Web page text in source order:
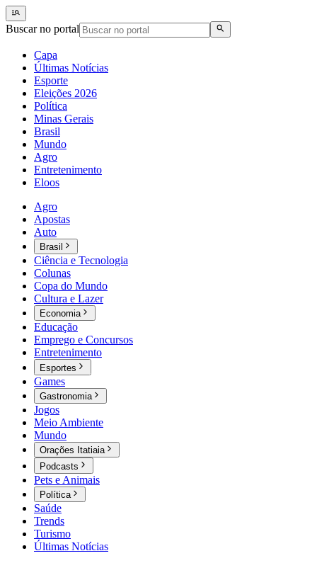
Buscar no portal
Capa
Últimas Notícias
Esporte
Eleições 2026
Política
Minas Gerais
Brasil
Mundo
Agro
Entretenimento
Eloos
Agro
Apostas
Auto
Brasil
Ciência e Tecnologia
Colunas
Copa do Mundo
Cultura e Lazer
Economia
Educação
Emprego e Concursos
Entretenimento
Esportes
Games
Gastronomia
Jogos
Meio Ambiente
Mundo
Orações Itatiaia
Podcasts
Pets e Animais
Política
Saúde
Trends
Turismo
Últimas Notícias